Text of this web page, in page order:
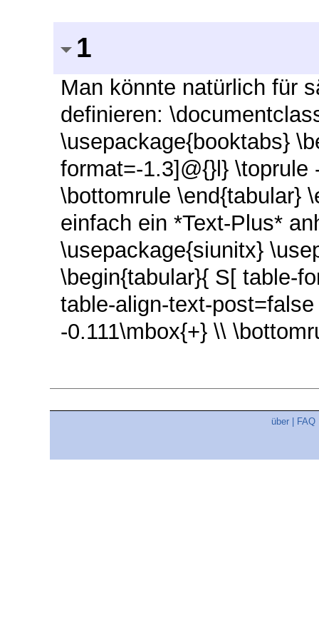
1
Man könnte natürlich für
definieren:
\usepackage{booktabs}
format=-1.3]@{}l}
\bottomrule \end{tabular}
einfach ein *Text-Plus*
\usepackage{siunitx}
\begin{tabular}{ S[ table-
table-align-text-
-0.111\mbox{+} \\
über FAQ